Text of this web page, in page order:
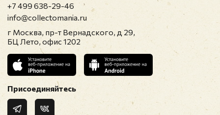
+7 499 638-29-46
info@collectomania.ru
г Москва, пр-т Вернадского, д 29,
БЦ Лето, офис 1202
Присоединяйтесь